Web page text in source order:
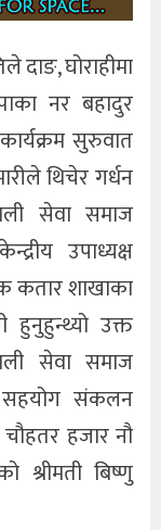
दाङ, घोराहीमा
नर बहादुर
सुरुवात
थिचेर गर्धन
सेवा समाज
उपाध्यक्ष
कतार शाखाका
हुनुहुन्थ्यो उक्त
सेवा समाज
सहयोग संकलन
हजार नौ
बिष्णु